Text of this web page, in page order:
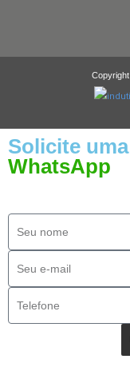
Solicite
WhatsApp